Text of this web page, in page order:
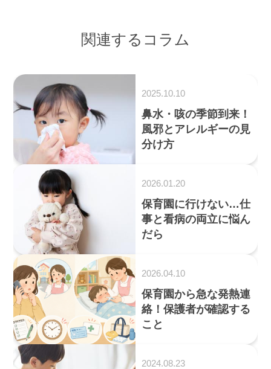
関連するコラム
2025.10.10
鼻水・咳の季節到来！
風邪とアレルギーの見
分け方
2026.01.20
保育園に行けない…仕
事と看病の両立に悩ん
だら
2026.04.10
保育園から急な発熱連
絡！保護者が確認する
こと
2024.08.23